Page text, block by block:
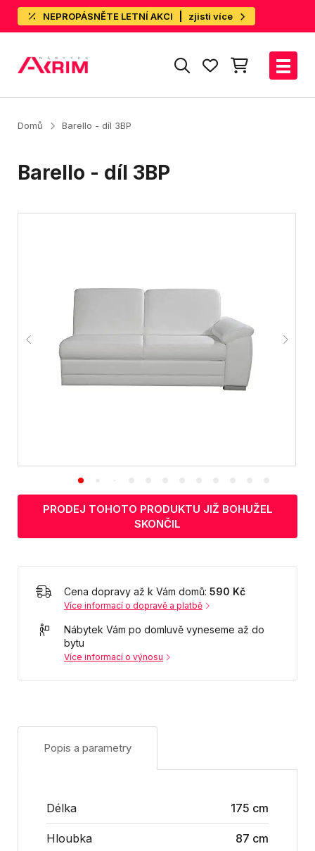
NEPROPÁSNĚTE LETNÍ AKCI zjisti více
Domů Barello - díl 3BP
Barello - díl 3BP
PRODEJ TOHOTO PRODUKTU JIŽ BOHUŽEL
SKONČIL
Cena dopravy až k Vám domů: 590 Kč
Více informací o dopravě a platbě
Nábytek Vám po domluvě vyneseme až do
bytu
Více informací o výnosu
Popis a parametry
Délka 175 cm
Hloubka 87 cm